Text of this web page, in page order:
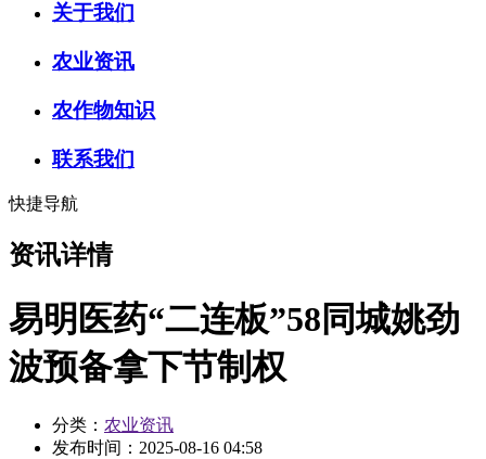
关于我们
农业资讯
农作物知识
联系我们
快捷导航
资讯详情
易明医药“二连板”58同城姚劲
波预备拿下节制权
分类： 农业资讯
发布时间： 2025-08-16 04:58